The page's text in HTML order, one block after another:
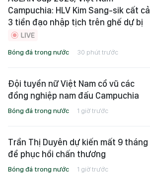
Campuchia: HLV Kim Sang-sik cất cả
3 tiền đạo nhập tịch trên ghế dự bị
Bóng đá trong nước 30 phút trước
Đội tuyển nữ Việt Nam cổ vũ các
đồng nghiệp nam đấu Campuchia
Bóng đá trong nước 1 giờ trước
Trần Thị Duyên dự kiến mất 9 tháng
để phục hồi chấn thương
Bóng đá trong nước 1 giờ trước